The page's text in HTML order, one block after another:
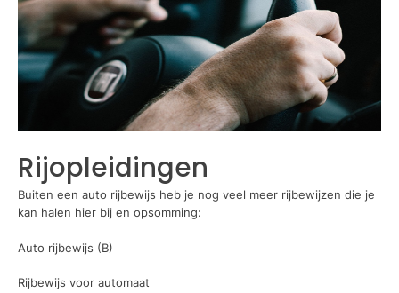
Rijopleidingen
Buiten een auto rijbewijs heb je nog veel meer rijbewijzen die je
kan halen hier bij en opsomming:
Auto rijbewijs (B)
Rijbewijs voor automaat